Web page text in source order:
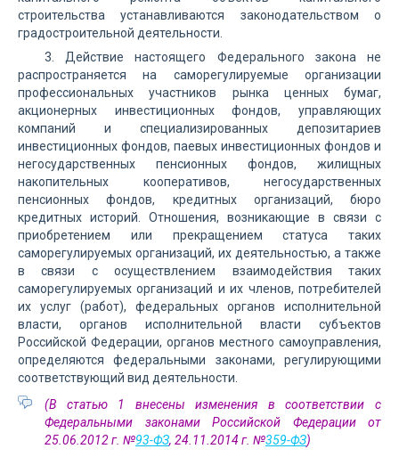
строительства устанавливаются законодательством о
градостроительной деятельности.
3. Действие настоящего Федерального закона не
распространяется на саморегулируемые организации
профессиональных участников рынка ценных бумаг,
акционерных инвестиционных фондов, управляющих
компаний и специализированных депозитариев
инвестиционных фондов, паевых инвестиционных фондов и
негосударственных пенсионных фондов, жилищных
накопительных кооперативов, негосударственных
пенсионных фондов, кредитных организаций, бюро
кредитных историй. Отношения, возникающие в связи с
приобретением или прекращением статуса таких
саморегулируемых организаций, их деятельностью, а также
в связи с осуществлением взаимодействия таких
саморегулируемых организаций и их членов, потребителей
их услуг (работ), федеральных органов исполнительной
власти, органов исполнительной власти субъектов
Российской Федерации, органов местного самоуправления,
определяются федеральными законами, регулирующими
соответствующий вид деятельности.
(В статью 1 внесены изменения в соответствии с
Федеральными законами Российской Федерации от
25.06.2012 г. №93-ФЗ, 24.11.2014 г. №359-ФЗ)